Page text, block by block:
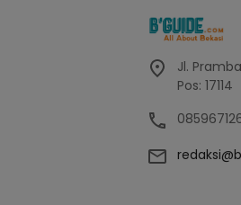
Jl.
Pos: 17114